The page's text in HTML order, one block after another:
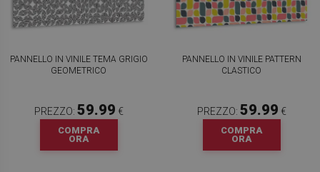
PANNELLO IN VINILE TEMA GRIGIO
GEOMETRICO
PREZZO: 59.99 €
COMPRA
ORA
PANNELLO IN VINILE PATTERN
CLASTICO
PREZZO: 59.99 €
COMPRA
ORA